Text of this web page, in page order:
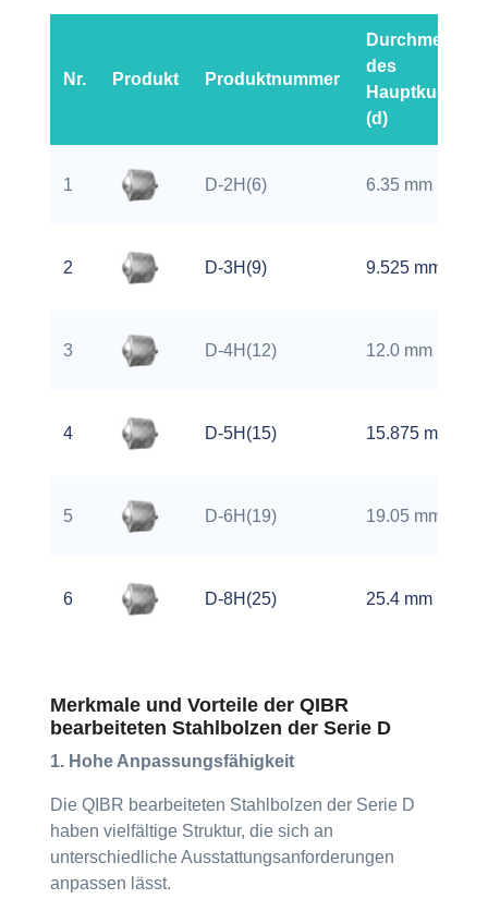
Nr. Produkt Produktnummer
Durchmesser
des
Hauptkugels
(d)
1 D-2H(6) 6.35 mm
2 D-3H(9) 9.525 mm
3 D-4H(12) 12.0 mm
4 D-5H(15) 15.875 mm
5 D-6H(19) 19.05 mm
6 D-8H(25) 25.4 mm
Merkmale und Vorteile der QIBR
bearbeiteten Stahlbolzen der Serie D
1. Hohe Anpassungsfähigkeit
Die QIBR bearbeiteten Stahlbolzen der Serie D
haben vielfältige Struktur, die sich an
unterschiedliche Ausstattungsanforderungen
anpassen lässt.